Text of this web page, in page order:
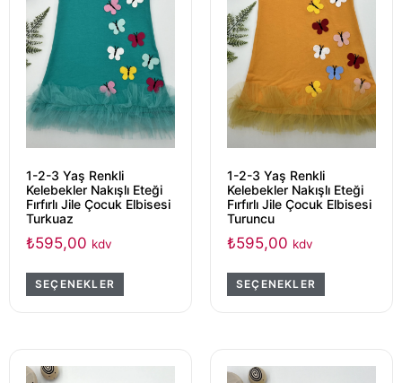
1-2-3 Yaş Renkli
Kelebekler Nakışlı Eteği
Fırfırlı Jile Çocuk Elbisesi
Turkuaz
₺595,00 kdv
SEÇENEKLER
1-2-3 Yaş Renkli
Kelebekler Nakışlı Eteği
Fırfırlı Jile Çocuk Elbisesi
Turuncu
₺595,00 kdv
SEÇENEKLER